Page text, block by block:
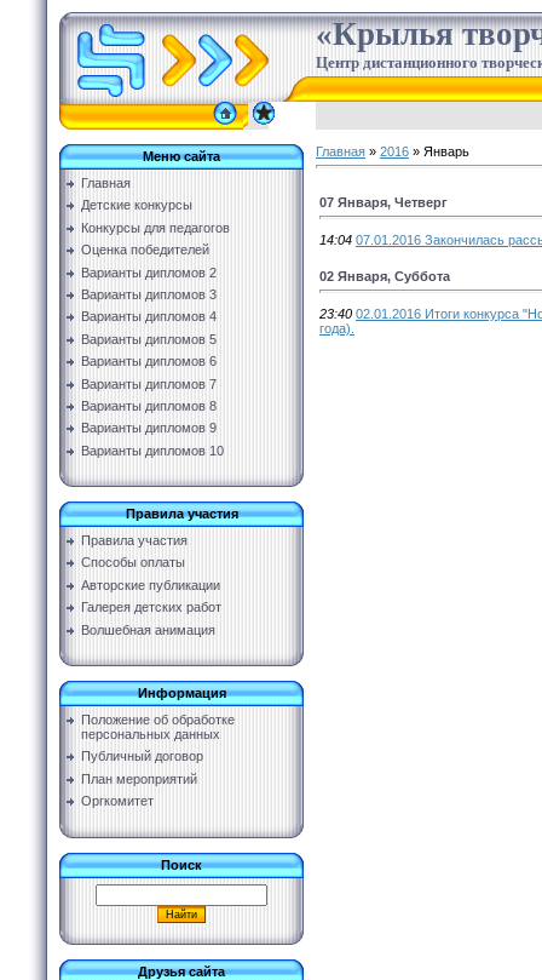
«Крылья
Центр дистанционного
Меню сайта
Главная
Детские конкурсы
Конкурсы для педагогов
Оценка победителей
Варианты дипломов 2
Варианты дипломов 3
Варианты дипломов 4
Варианты дипломов 5
Варианты дипломов 6
Варианты дипломов 7
Варианты дипломов 8
Варианты дипломов 9
Варианты дипломов 10
Правила участия
Правила участия
Способы оплаты
Авторские публикации
Галерея детских работ
Волшебная анимация
Информация
Положение об обработке
персональных данных
Публичный договор
План мероприятий
Оргкомитет
Поиск
Друзья сайта
Главная » 2016 » Январь
07 Января, Четверг
14:04 07.01.2016 Закончилась
02 Января, Суббота
23:40 02.01.2016 Итоги конкурса
года).